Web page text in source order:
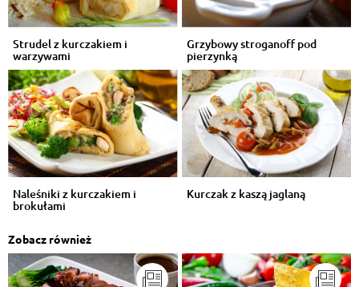
Strudel z kurczakiem i
warzywami
Grzybowy stroganoff pod
pierzynką
Naleśniki z kurczakiem i
brokułami
Kurczak z kaszą jaglaną
Zobacz również